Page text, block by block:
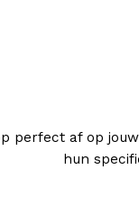
perfect af op
hun